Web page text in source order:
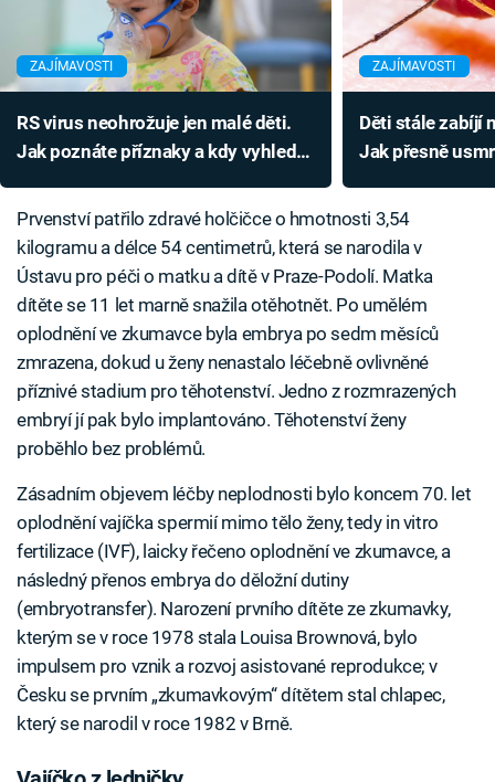
ZAJÍMAVOSTI
RS virus neohrožuje jen malé děti.
Jak poznáte příznaky a kdy vyhledat
ZAJÍMAVOSTI
Děti stále zabíjí
Jak přesně
Prvenství patřilo zdravé holčičce o hmotnosti 3,54
kilogramu a délce 54 centimetrů, která se narodila v
Ústavu pro péči o matku a dítě v Praze-Podolí. Matka
dítěte se 11 let marně snažila otěhotnět. Po umělém
oplodnění ve zkumavce byla embrya po sedm měsíců
zmrazena, dokud u ženy nenastalo léčebně ovlivněné
příznivé stadium pro těhotenství. Jedno z rozmrazených
embryí jí pak bylo implantováno. Těhotenství ženy
proběhlo bez problémů.
Zásadním objevem léčby neplodnosti bylo koncem 70. let
oplodnění vajíčka spermií mimo tělo ženy, tedy in vitro
fertilizace (IVF), laicky řečeno oplodnění ve zkumavce, a
následný přenos embrya do děložní dutiny
(embryotransfer). Narození prvního dítěte ze zkumavky,
kterým se v roce 1978 stala Louisa Brownová, bylo
impulsem pro vznik a rozvoj asistované reprodukce; v
Česku se prvním „zkumavkovým“ dítětem stal chlapec,
který se narodil v roce 1982 v Brně.